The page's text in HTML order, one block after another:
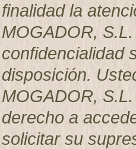
finalidad la
MOGADOR,
confidencialidad
disposición.
MOGADOR,
derecho a
solicitar su